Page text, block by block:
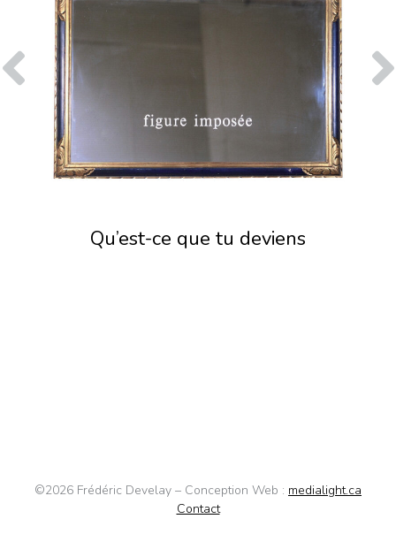
Qu’est-ce que tu deviens
©2026 Frédéric Develay – Conception Web : medialight.ca
Contact